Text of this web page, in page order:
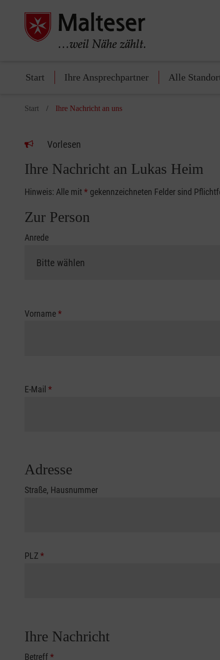
Start Ihre Ansprechpartner Alle
Start Ihre Nachricht an uns
Vorlesen
Ihre Nachricht an Lukas Heim
Hinweis: Alle mit* gekennzeichneten Felder sind
Zur Person
Anrede
Vorname*
E-Mail *
Adresse
Straße, Hausnummer
PLZ*
Ihre Nachricht
Betreff*